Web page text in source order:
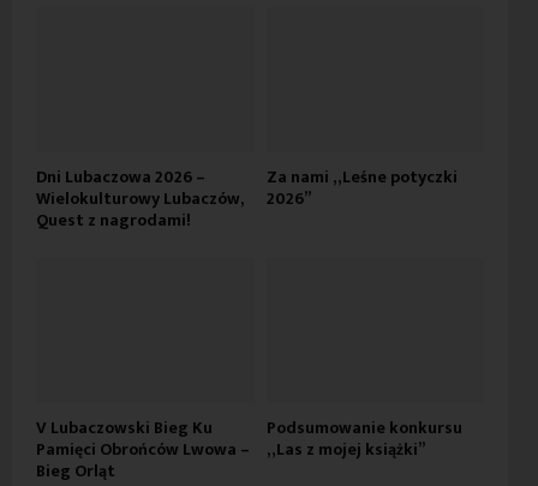
Dni Lubaczowa 2026 –
Wielokulturowy Lubaczów,
Quest z nagrodami!
Za nami „Leśne potyczki
2026”
V Lubaczowski Bieg Ku
Pamięci Obrońców Lwowa –
Bieg Orląt
Podsumowanie konkursu
„Las z mojej książki”